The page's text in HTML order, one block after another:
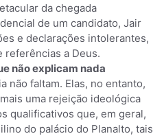
da chegada
de um candidato, Jair
e declarações intolerantes,
referências a Deus.
não explicam nada
não faltam. Elas, no entanto,
uma rejeição ideológica
qualificativos que, em geral,
do palácio do Planalto, tais